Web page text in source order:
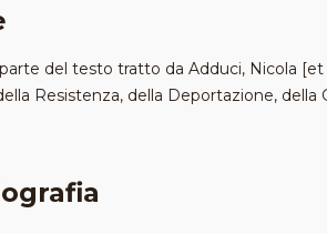
parte del testo tratto da Adduci, Nicola [et
Resistenza, della Deportazione, della